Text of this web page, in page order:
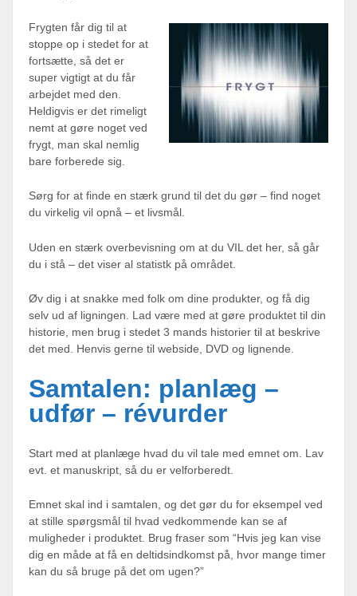
Frygten får dig til at
stoppe op i stedet for at
fortsætte, så det er
super vigtigt at du får
arbejdet med den.
Heldigvis er det rimeligt
nemt at gøre noget ved
frygt, man skal nemlig
bare forberede sig.
Sørg for at finde en stærk grund til det du gør – find noget
du virkelig vil opnå – et livsmål.
Uden en stærk overbevisning om at du VIL det her, så går
du i stå – det viser al statistk på området.
Øv dig i at snakke med folk om dine produkter, og få dig
selv ud af ligningen. Lad være med at gøre produktet til din
historie, men brug i stedet 3 mands historier til at beskrive
det med. Henvis gerne til webside, DVD og lignende.
Samtalen: planlæg –
udfør – révurder
Start med at planlæge hvad du vil tale med emnet om. Lav
evt. et manuskript, så du er velforberedt.
Emnet skal ind i samtalen, og det gør du for eksempel ved
at stille spørgsmål til hvad vedkommende kan se af
muligheder i produktet. Brug fraser som “Hvis jeg kan vise
dig en måde at få en deltidsindkomst på, hvor mange timer
kan du så bruge på det om ugen?”